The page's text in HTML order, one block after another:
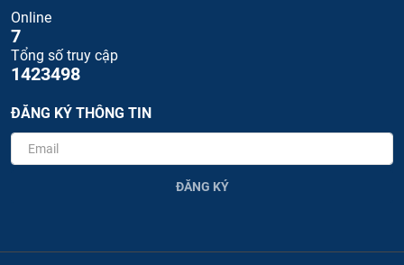
Online
7
Tổng số truy cập
1423498
ĐĂNG KÝ THÔNG TIN
ĐĂNG KÝ